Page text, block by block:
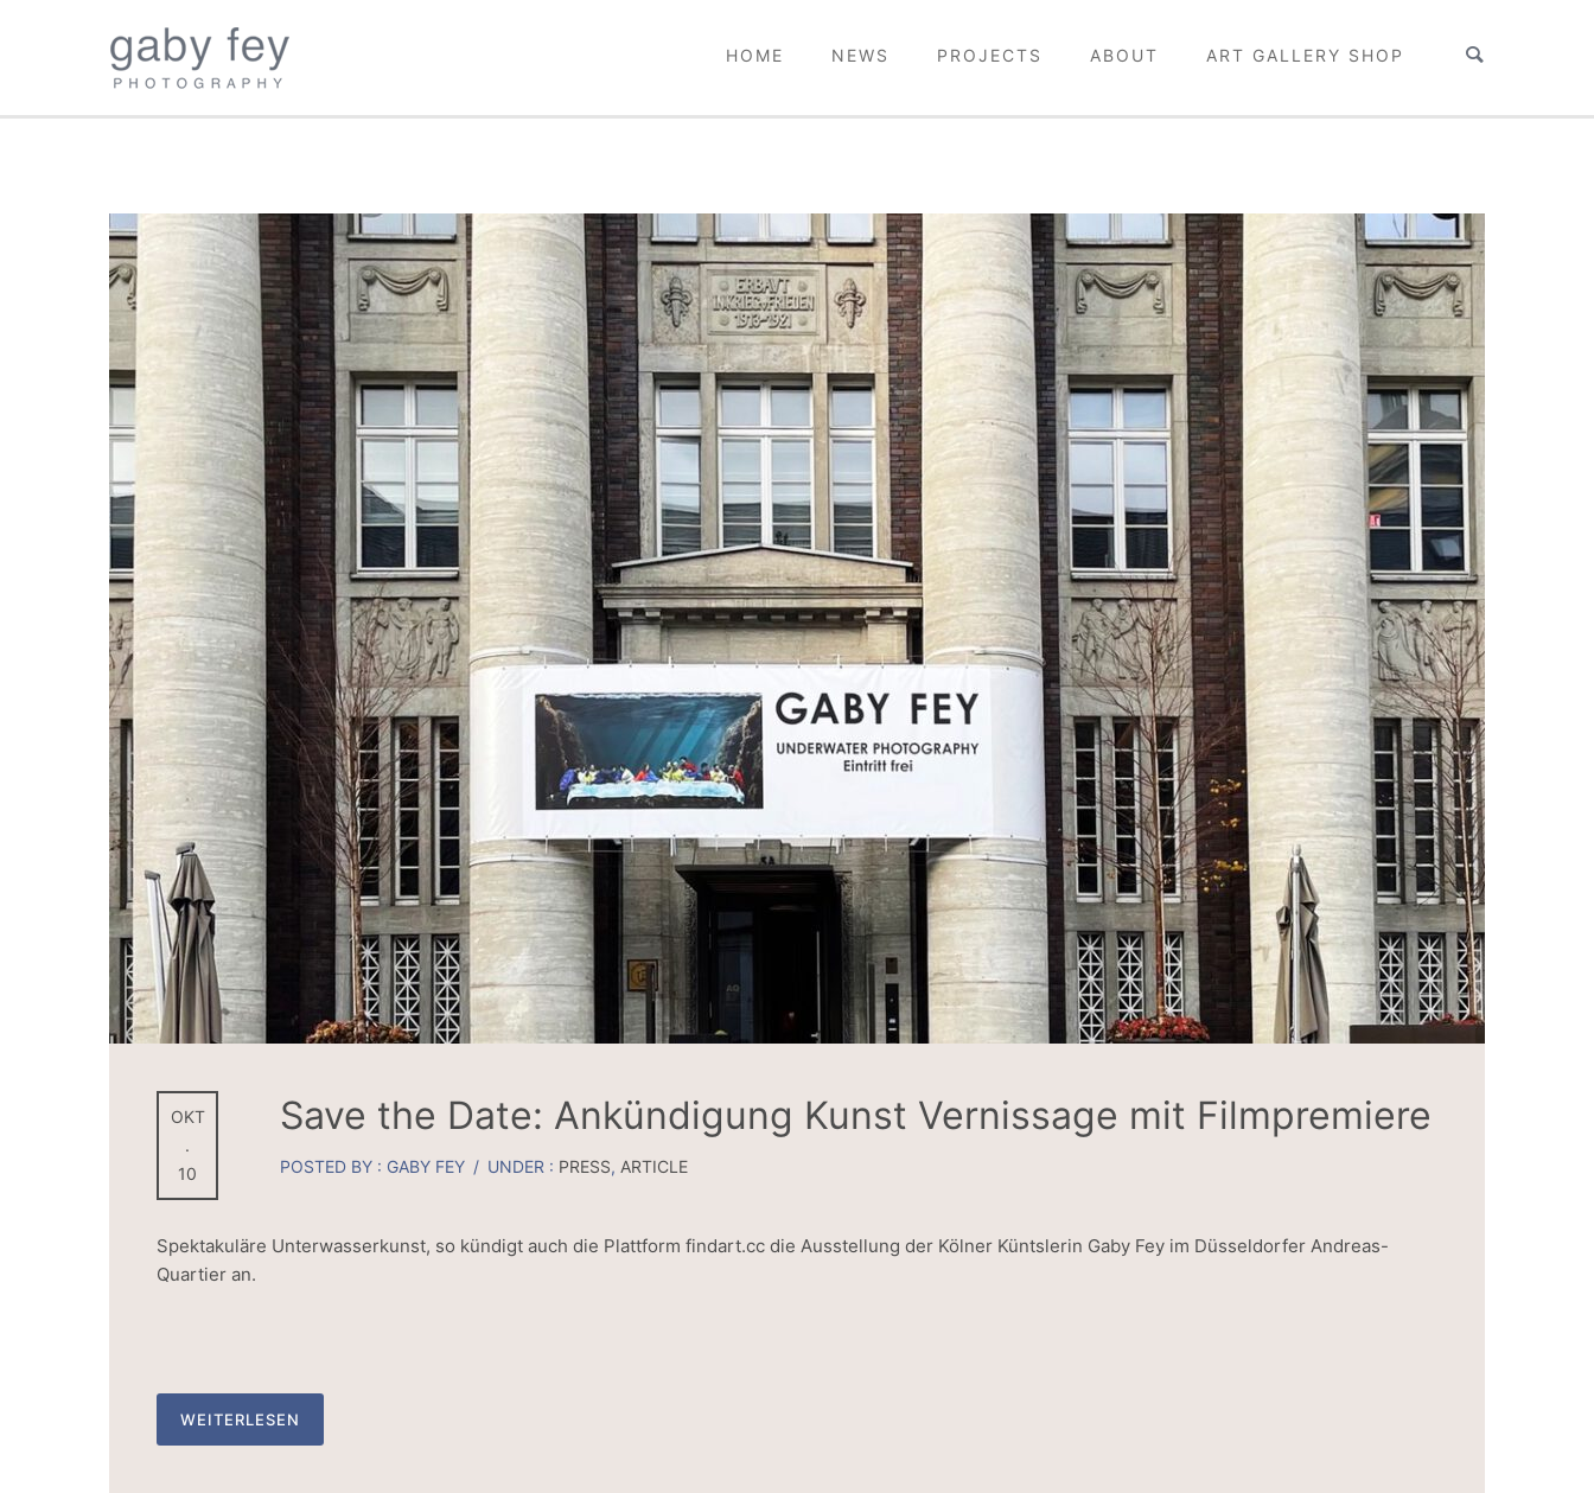
HOME NEWS PROJECTS ABOUT ART GALLERY SHOP
OKT
.
10
Save the Date: Ankündigung Kunst Vernissage mit Filmpremiere
POSTED BY : GABY FEY / UNDER : PRESS, ARTICLE
Spektakuläre Unterwasserkunst, so kündigt auch die Plattform findart.cc die Ausstellung der Kölner Küntslerin Gaby Fey im Düsseldorfer Andreas-
Quartier an.
WEITERLESEN